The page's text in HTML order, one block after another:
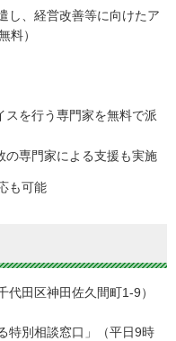
し、経営改善等に向けたア
料）
スを行う専門家を無料で派
の専門家による支援も実施
も可能
田区神田佐久間町1-9）
特別相談窓口」（平日9時